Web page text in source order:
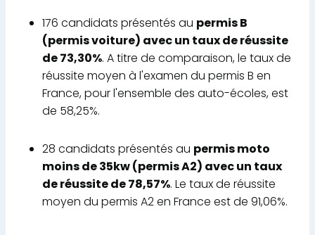
176 candidats présentés au permis B
(permis voiture) avec un taux de réussite
de 73,30%. A titre de comparaison, le taux de
réussite moyen à l'examen du permis B en
France, pour l'ensemble des auto-écoles, est
de 58,25%.
28 candidats présentés au permis moto
moins de 35kw (permis A2) avec un taux
de réussite de 78,57%. Le taux de réussite
moyen du permis A2 en France est de 91,06%.